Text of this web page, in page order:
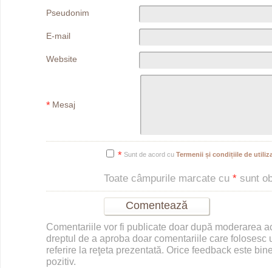
Pseudonim
E-mail
Website
* Mesaj
* Sunt de acord cu Termenii și condițiile de
Toate câmpurile marcate cu * sunt
Comentariile vor fi publicate doar după moderarea
dreptul de a aproba doar comentariile care folosesc
referire la reţeta prezentată. Orice feedback este
pozitiv.